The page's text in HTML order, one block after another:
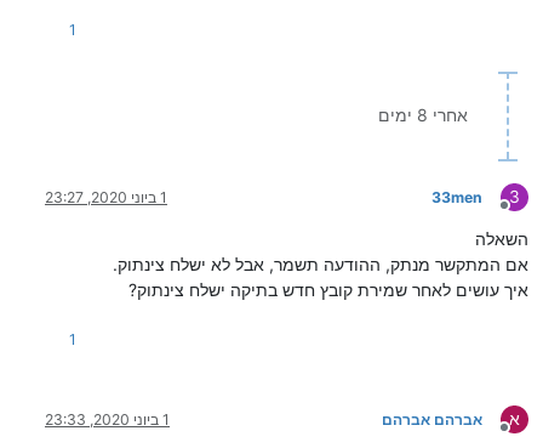
1
אחרי 8 ימים
3
מנותק
33men 1 ביוני 2020, 23:27
השאלה
אם המתקשר מנתק, ההודעה תשמר, אבל לא ישלח צינתוק.
איך עושים לאחר שמירת קובץ חדש בתיקה ישלח צינתוק?
1
א
מנותק
אברהם אברהם 1 ביוני 2020, 23:33